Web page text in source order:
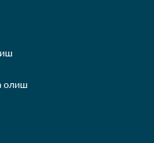
олиш